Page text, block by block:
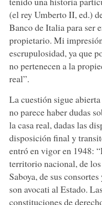
(el rey Umberto II, ed.)
Banco de Italia para ser
propietario. Mi
escrupulosidad, ya que
no pertenecen a la
real”.
La cuestión sigue abierta
no parece haber dudas
la casa real, dadas las
disposición final y
entró en vigor en 1948:
territorio nacional, de los
Saboya, de sus
son avocati al Estado.
constituciones de